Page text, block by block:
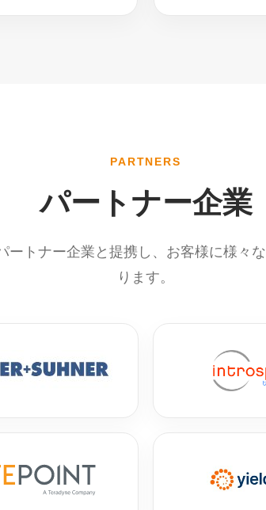
PARTNERS
パートナー企業
ートナー企業と提携し、お客様に様々
ります。